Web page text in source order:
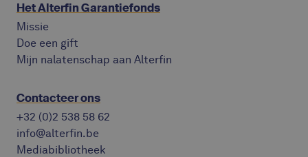
Het Alterfin Garantiefonds
Missie
Doe een gift
Mijn nalatenschap aan Alterfin
Contacteer ons
+32 (0)2 538 58 62
info@alterfin.be
Mediabibliotheek